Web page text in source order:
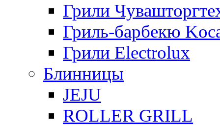
Грили
Гриль-барбекю
Грили Electrolux
Блинницы
JEJU
ROLLER GRILL